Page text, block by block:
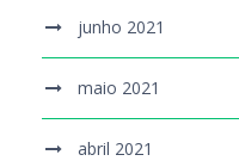
junho 2021
maio 2021
abril 2021